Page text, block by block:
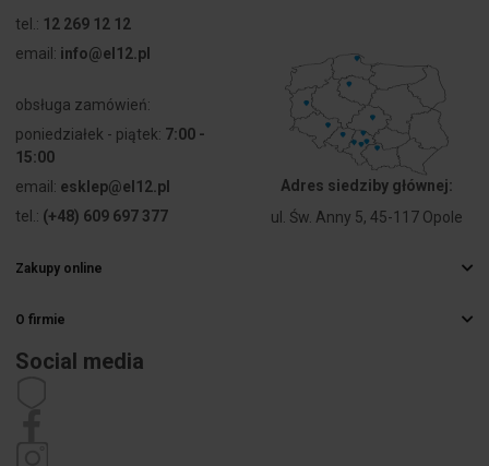
tel.: 12 269 12 12
email: info@el12.pl
obsługa zamówień:
poniedziałek - piątek: 7:00 -
15:00
email: esklep@el12.pl
tel.: (+48) 609 697 377
Adres siedziby głównej:
ul. Św. Anny 5, 45-117 Opole
Zakupy online
Sposoby dostawy
Płatności
O firmie
Kariera
Social media